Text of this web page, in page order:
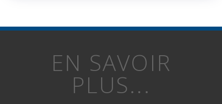
EN SAVOIR
PLUS...